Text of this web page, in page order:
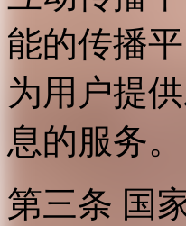
能的传播
为用户提
息的服务。
第三条 国